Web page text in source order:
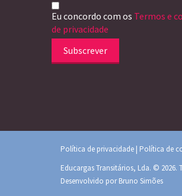
Eu concordo com os Termos e
de privacidade
Subscrever
Política de privacidade | Política de
Educargas Transitários, Lda. © 2026.
Desenvolvido porBruno Simões